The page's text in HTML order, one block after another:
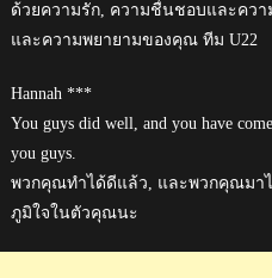
ด้วยความรัก, ความชื่นชอบและคว
และความพยายามของคุณ ทีม U22
Hannah ***
You guys did well, and you have
you guys.
พวกคุณทำได้ดีแล้ว, และพวกคุณมา
ภูมิใจในตัวคุณนะ